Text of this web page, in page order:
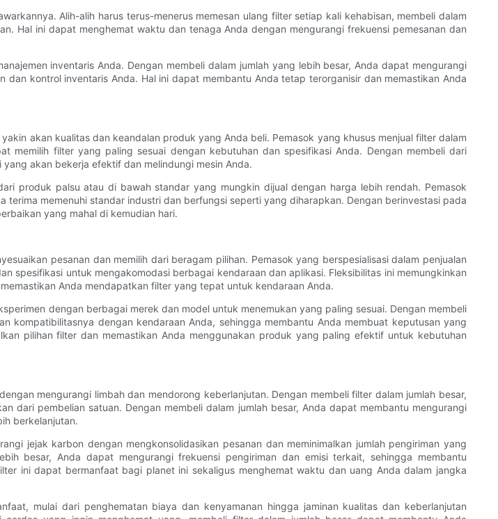
Alih-alih harus terus-menerus memesan ulang filter setiap kali kehabisan, membeli dalam
Hal ini dapat menghemat waktu dan tenaga Anda dengan mengurangi frekuensi pemesanan dan
inventaris Anda. Dengan membeli dalam jumlah yang lebih besar, Anda dapat mengurangi
kontrol inventaris Anda. Hal ini dapat membantu Anda tetap terorganisir dan memastikan Anda
akan kualitas dan keandalan produk yang Anda beli. Pemasok yang khusus menjual filter dalam
memilih filter yang paling sesuai dengan kebutuhan dan spesifikasi Anda. Dengan membeli dari
akan bekerja efektif dan melindungi mesin Anda.
produk palsu atau di bawah standar yang mungkin dijual dengan harga lebih rendah. Pemasok
memenuhi standar industri dan berfungsi seperti yang diharapkan. Dengan berinvestasi pada
yang mahal di kemudian hari.
pesanan dan memilih dari beragam pilihan. Pemasok yang berspesialisasi dalam penjualan
spesifikasi untuk mengakomodasi berbagai kendaraan dan aplikasi. Fleksibilitas ini memungkinkan
Anda mendapatkan filter yang tepat untuk kendaraan Anda.
dengan berbagai merek dan model untuk menemukan yang paling sesuai. Dengan membeli
kompatibilitasnya dengan kendaraan Anda, sehingga membantu Anda membuat keputusan yang
pilihan filter dan memastikan Anda menggunakan produk yang paling efektif untuk kebutuhan
mengurangi limbah dan mendorong keberlanjutan. Dengan membeli filter dalam jumlah besar,
dari pembelian satuan. Dengan membeli dalam jumlah besar, Anda dapat membantu mengurangi
berkelanjutan.
jejak karbon dengan mengkonsolidasikan pesanan dan meminimalkan jumlah pengiriman yang
besar, Anda dapat mengurangi frekuensi pengiriman dan emisi terkait, sehingga membantu
ini dapat bermanfaat bagi planet ini sekaligus menghemat waktu dan uang Anda dalam jangka
mulai dari penghematan biaya dan kenyamanan hingga jaminan kualitas dan keberlanjutan